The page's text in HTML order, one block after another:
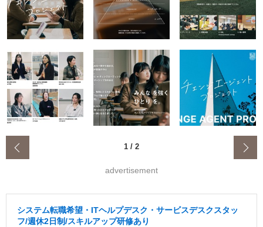
1 / 2
advertisement
システム転職希望・ITヘルプデスク・サービスデスクスタッ
フ/週休2日制/スキルアップ研修あり